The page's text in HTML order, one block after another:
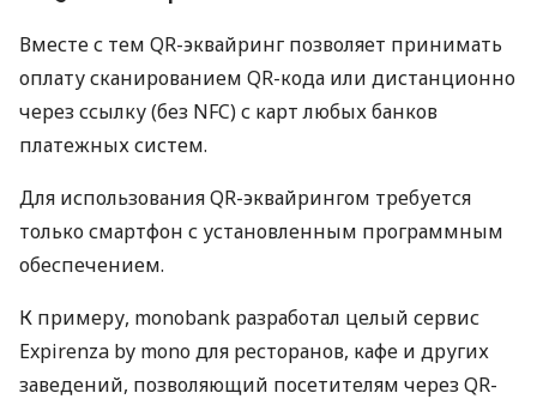
Вместе с тем QR-эквайринг позволяет принимать
оплату сканированием QR-кода или дистанционно
через ссылку (без NFC) с карт любых банков
платежных систем.
Для использования QR-эквайрингом требуется
только смартфон с установленным программным
обеспечением.
К примеру, monobank разработал целый сервис
Expirenza by mono для ресторанов, кафе и других
заведений, позволяющий посетителям через QR-